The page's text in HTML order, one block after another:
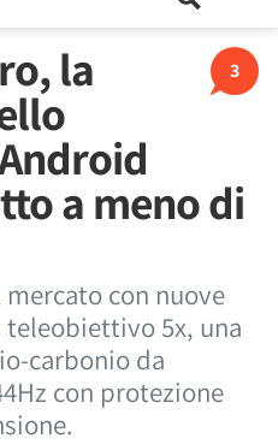
3
la
a meno di
con nuove
5x, una
carbonio da
con protezione